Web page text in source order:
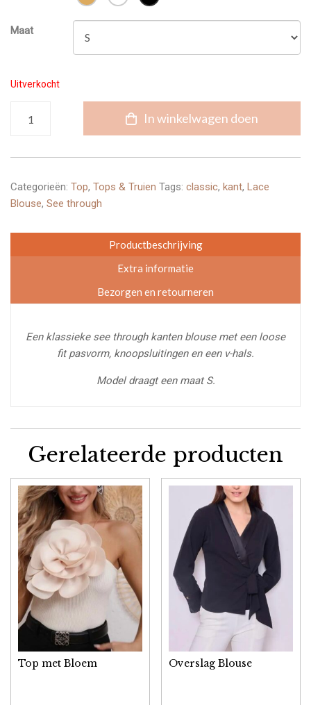
Maat
Uitverkocht
Blouse
In winkelwagen doen
Categorieën: Top, Tops & Truien Tags: classic, kant, Lace
Blouse, See through
Productbeschrijving
Extra informatie
Bezorgen en retourneren
Een klassieke see through kanten blouse met een loose
fit pasvorm, knoopsluitingen en een v-hals.
Model draagt een maat S.
Gerelateerde producten
Top met Bloem Overslag Blouse